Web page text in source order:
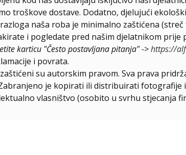
troškove dostave. Dodatno, djelujući
naša roba je minimalno zaštićena
i pogledate pred našim djelatnikom prije
karticu "Često postavljana pitanja" ->https://
i povrata.
su autorskim pravom. Sva prava
je kopirati ili distribuirati
vlasništvo (osobito u svrhu stjecanja